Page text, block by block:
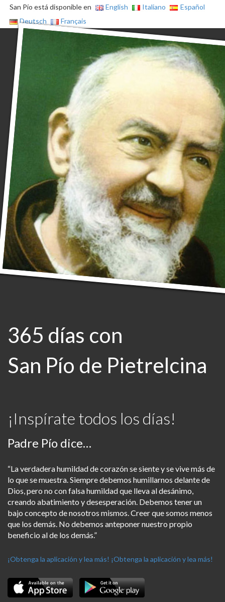
San Pío está disponible en English Italiano
Español
Deutsch
Français
365 días con
San Pío de Pietrelcina
¡Inspírate todos los días!
Padre Pío dice…
“La verdadera humildad de corazón se siente y se vive más de
lo que se muestra. Siempre debemos humillarnos delante de
Dios, pero no con falsa humildad que lleva al desánimo,
creando abatimiento y desesperación. Debemos tener un
bajo concepto de nosotros mismos. Creer que somos menos
que los demás. No debemos anteponer nuestro propio
beneficio al de los demás.”
¡Obtenga la aplicación y lea más! ¡Obtenga la aplicación y lea más!